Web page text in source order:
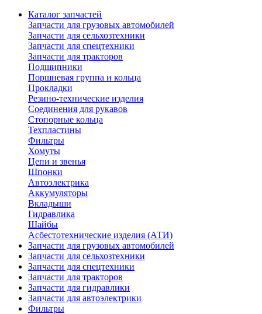
Каталог запчастей
Запчасти для грузовых автомобилей
Запчасти для сельхозтехники
Запчасти для спецтехники
Запчасти для тракторов
Подшипники
Поршневая группа и кольца
Прокладки
Резино-технические изделия
Соединения для рукавов
Стопорные кольца
Техпластины
Фильтры
Хомуты
Цепи и звенья
Шпонки
Автоэлектрика
Аккумуляторы
Вкладыши
Гидравлика
Шайбы
Асбестотехнические изделия (АТИ)
Запчасти для грузовых автомобилей
Запчасти для сельхозтехники
Запчасти для спецтехники
Запчасти для тракторов
Запчасти для гидравлики
Запчасти для автоэлектрики
Фильтры